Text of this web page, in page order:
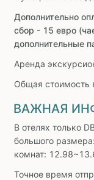
Дополнительно
сбор - 15 евро
дополнительные
Аренда
Общая стоимость
ВАЖНАЯ
В отелях только
большого
комнат:
Точное время